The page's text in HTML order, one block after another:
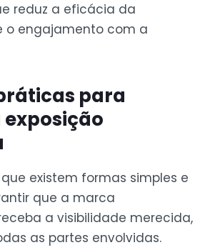
reduz a eficácia da
o engajamento com a
para
existem formas simples e
que a marca
a visibilidade merecida,
as partes envolvidas.